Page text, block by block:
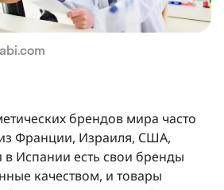
брендов мира часто
Франции, Израиля, США,
Испании есть свои бренды
качеством, и товары